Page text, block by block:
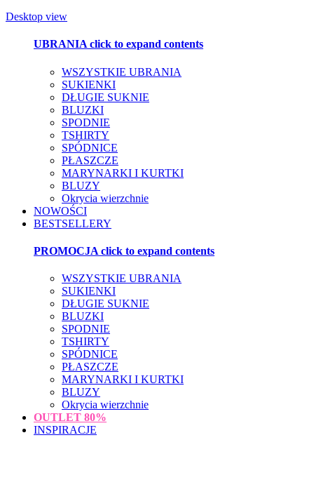
Desktop view
UBRANIAclick to expand contents
WSZYSTKIE UBRANIA
SUKIENKI
DŁUGIE SUKNIE
BLUZKI
SPODNIE
TSHIRTY
SPÓDNICE
PŁASZCZE
MARYNARKI I KURTKI
BLUZY
Okrycia wierzchnie
NOWOŚCI
BESTSELLERY
PROMOCJA click to expand contents
WSZYSTKIE UBRANIA
SUKIENKI
DŁUGIE SUKNIE
BLUZKI
SPODNIE
TSHIRTY
SPÓDNICE
PŁASZCZE
MARYNARKI I KURTKI
BLUZY
Okrycia wierzchnie
OUTLET 80%
INSPIRACJE